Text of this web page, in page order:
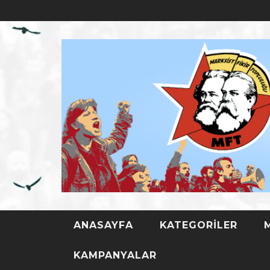
ANASAYFA KATEGORILER
KAMPANYALAR